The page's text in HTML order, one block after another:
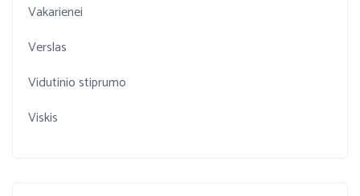
Vakarienei
Verslas
Vidutinio stiprumo
Viskis